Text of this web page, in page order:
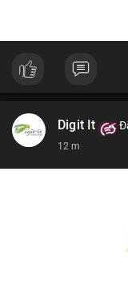
Digit It
12 m